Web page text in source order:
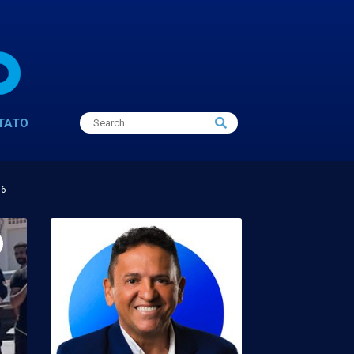
Search
for:
Search